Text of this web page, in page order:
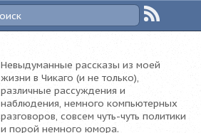
Невыдуманные рассказы из моей
жизни в Чикаго (и не только),
различные рассуждения и
наблюдения, немного компьютерных
разговоров, совсем чуть-чуть политики
и порой немного юмора.